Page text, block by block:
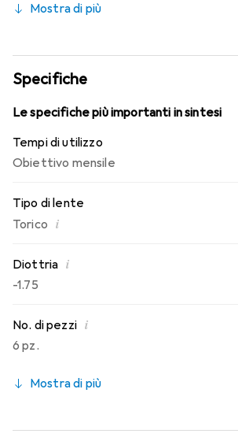
Moisture Matrix e la nota tecnologia
conosci. Un comfort duraturo e senza
tutto il giorno con le lenti mensili.
Mostra di più
Specifiche
Le specifiche più importanti in sintesi
Tempi di utilizzo
Obiettivo mensile
Tipo di lente
Torico i
Diottria i
-1.75
No. di pezzi i
6 pz.
Mostra di più